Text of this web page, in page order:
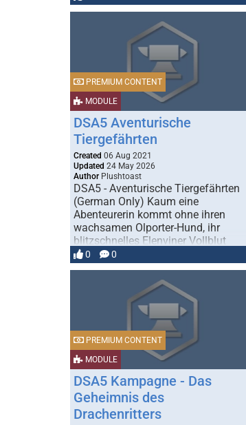
MODULE
PREMIUM CONTENT
DSA5 Aventurische
Tiergefährten
Created 06 Aug 2021
Updated 24 May 2026
Author Plushtoast
DSA5 - Aventurische Tiergefährten
(German Only) Kaum eine
Abenteurerin kommt ohne ihren
wachsamen Olporter-Hund, ihr
blitzschnelles Elenviner Vollblut
oder ihre …
0 0
MODULE
PREMIUM CONTENT
DSA5 Kampagne - Das
Geheimnis des
Drachenritters